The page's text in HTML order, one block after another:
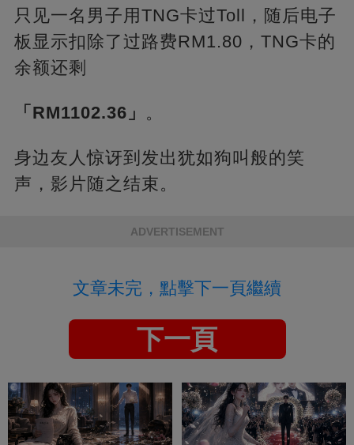
只见一名男子用TNG卡过Toll，随后电子
板显示扣除了过路费RM1.80，TNG卡的
余额还剩
「RM1102.36」 。
身边友人惊讶到发出犹如狗叫般的笑
声，影片随之结束。
ADVERTISEMENT
文章未完，點擊下一頁繼續
下一頁